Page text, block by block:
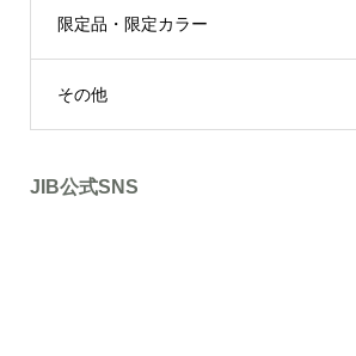
限定品・限定カラー
その他
JIB公式SNS